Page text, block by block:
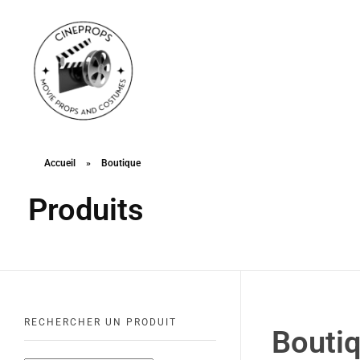
Accueil » Boutique
Produits
RECHERCHER UN PRODUIT